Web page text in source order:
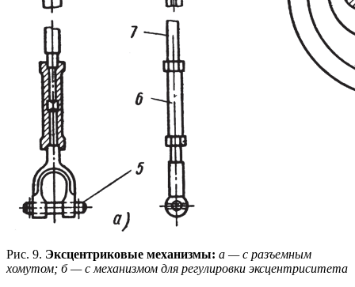
Рис. 9. Эксцентриковые механизмы: а — с разъемным
хомутом; б — с механизмом для регулировки эксцентриситета